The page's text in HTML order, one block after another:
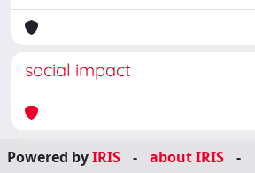
social impact
Powered byIRIS - about IRIS
-